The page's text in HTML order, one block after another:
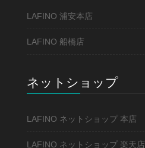
LAFINO 浦安本店
LAFINO 船橋店
ネットショップ
LAFINO ネットショップ 本店
LAFINO ネットショップ 楽天店